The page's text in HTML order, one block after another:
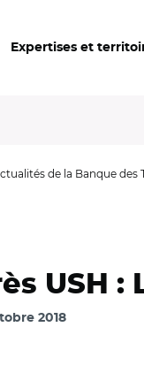
Expertises et
de la Banque des
USH :
2018